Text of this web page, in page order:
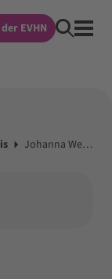
EVHN
Johanna Weiß , M.A.